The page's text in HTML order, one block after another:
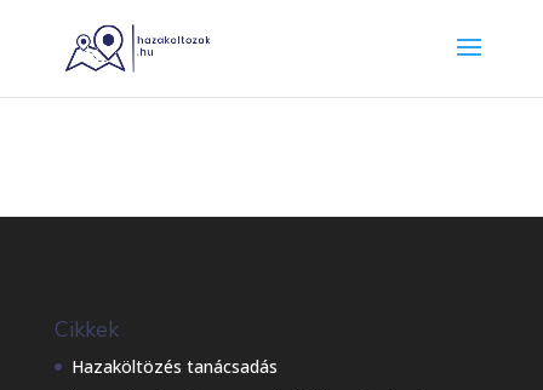
Cikkek
Hazaköltözés tanácsadás